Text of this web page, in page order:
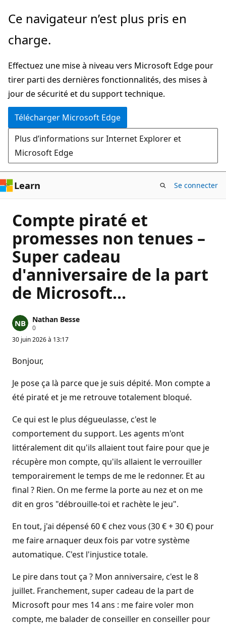
Passer
directement
au
principal
Ce navigateur n’est plus pris en
charge.
Effectuez une mise à niveau vers Microsoft Edge pour
tirer parti des dernières fonctionnalités, des mises à
jour de sécurité et du support technique.
Télécharger Microsoft Edge
Plus d’informations sur Internet Explorer et
Microsoft Edge
Learn Se connecter
Compte piraté et
promesses non tenues –
Super cadeau
d'anniversaire de la part
de Microsoft...
Nathan Besse
0P
i
t
s
e
r
é
p
t
o
30 juin 2026 à 13:17
Bonjour,
Je pose ça là parce que je suis dépité. Mon compte a
été piraté et je me retrouve totalement bloqué.
Ce qui est le plus dégueulasse, c'est le
comportement du support. Les agents m'ont
littéralement dit qu'ils allaient tout faire pour que je
récupère mon compte, qu'ils allaient le verrouiller
temporairement le temps de me le redonner. Et au
final ? Rien. On me ferme la porte au nez et on me
dit en gros "débrouille-toi et rachète le jeu".
En tout, j'ai dépensé 60 € chez vous (30 € + 30 €) pour
me faire arnaquer deux fois par votre système
automatique. C'est l'injustice totale.
Le pire dans tout ça ? Mon anniversaire, c'est le 8
juillet. Franchement, super cadeau de la part de
Microsoft pour mes 14 ans : me faire voler mon
compte, me balader de conseiller en conseiller pour